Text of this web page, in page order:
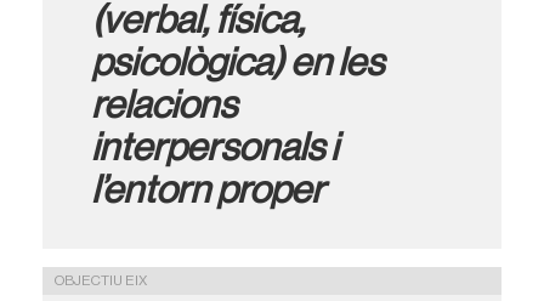
(verbal, física,
psicològica) en les
relacions
interpersonals i
l’entorn proper
OBJECTIU EIX